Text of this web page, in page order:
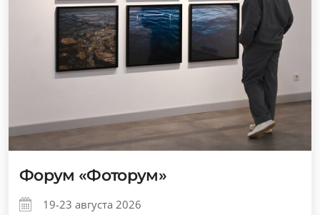
Форум «Фоторум»
19-23 августа 2026